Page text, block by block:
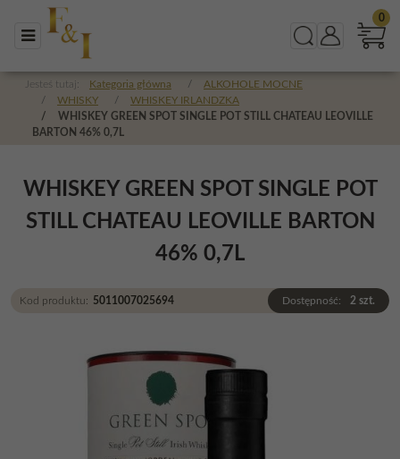
Menu SzukajPanel
0
Jesteś tutaj: Kategoria główna /
ALKOHOLE MOCNE
/
WHISKY /
WHISKEY IRLANDZKA
/
WHISKEY GREEN SPOT SINGLE POT STILL CHATEAU LEOVILLE
BARTON 46% 0,7L
WHISKEY GREEN SPOT SINGLE POT
STILL CHATEAU LEOVILLE BARTON
46% 0,7L
Kod produktu: 5011007025694 Dostępność: 2 szt.